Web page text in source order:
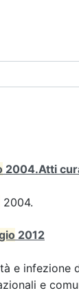
2004.Atti
2004.
2012
e infezione
e